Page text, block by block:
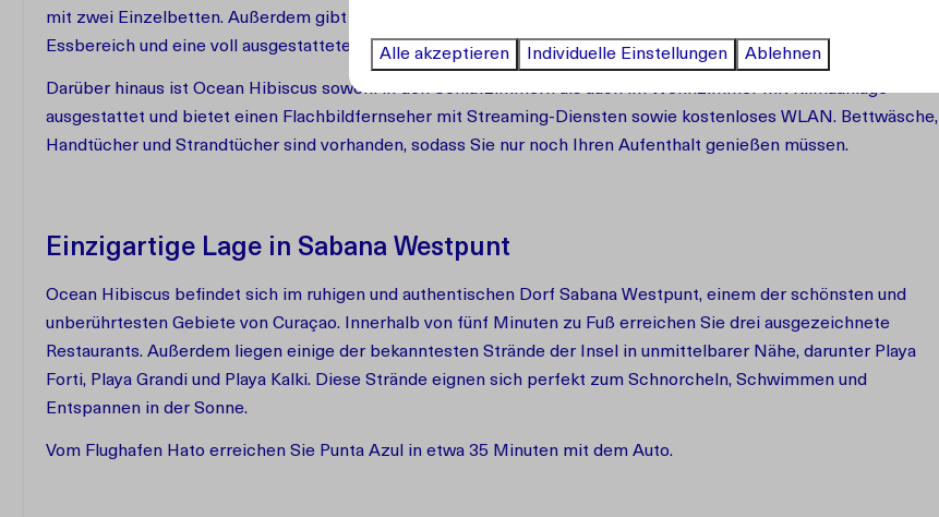
mit zwei Einzelbetten. Außerdem gibt es ein gemütliches Wohnzimmer mit bequemer Sitzecke, einen
Essbereich und eine voll ausgestattete Küche. Das Apartment verfügt über zwei moderne Badezimmer.
Darüber hinaus ist Ocean Hibiscus sowohl in den Schlafzimmern als auch im Wohnzimmer mit Klimaanlage
ausgestattet und bietet einen Flachbildfernseher mit Streaming-Diensten sowie kostenloses WLAN. Bettwäsche,
Handtücher und Strandtücher sind vorhanden, sodass Sie nur noch Ihren Aufenthalt genießen müssen.
Einzigartige Lage in Sabana Westpunt
Ocean Hibiscus befindet sich im ruhigen und authentischen Dorf Sabana Westpunt, einem der schönsten und
unberührtesten Gebiete von Curaçao. Innerhalb von fünf Minuten zu Fuß erreichen Sie drei ausgezeichnete
Restaurants. Außerdem liegen einige der bekanntesten Strände der Insel in unmittelbarer Nähe, darunter Playa
Forti, Playa Grandi und Playa Kalki. Diese Strände eignen sich perfekt zum Schnorcheln, Schwimmen und
Entspannen in der Sonne.
Vom Flughafen Hato erreichen Sie Punta Azul in etwa 35 Minuten mit dem Auto.
Alle akzeptieren Individuelle Einstellungen Ablehnen